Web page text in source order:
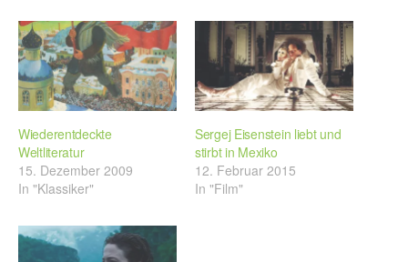
Wiederentdeckte
Weltliteratur
15. Dezember 2009
In "Klassiker"
Sergej Eisenstein liebt und
stirbt in Mexiko
12. Februar 2015
In "Film"